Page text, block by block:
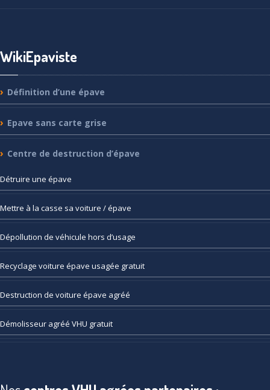
WikiEpaviste
Définition d’une épave
Epave sans carte grise
Centre de destruction d’épave
Détruire une épave
Mettre à la casse sa voiture / épave
Dépollution de véhicule hors d’usage
Recyclage voiture épave usagée gratuit
Destruction de voiture épave agréé
Démolisseur agréé VHU gratuit